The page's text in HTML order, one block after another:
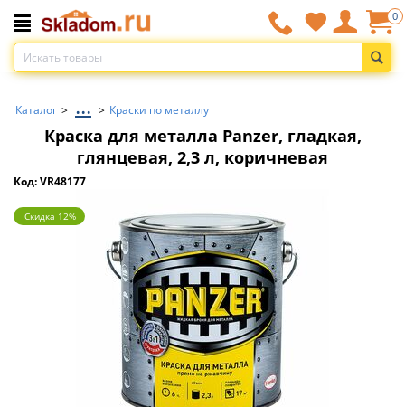
0
Каталог > ... > Краски по металлу
Краска для металла Panzer, гладкая,
глянцевая, 2,3 л, коричневая
Код: VR48177
Скидка 12%